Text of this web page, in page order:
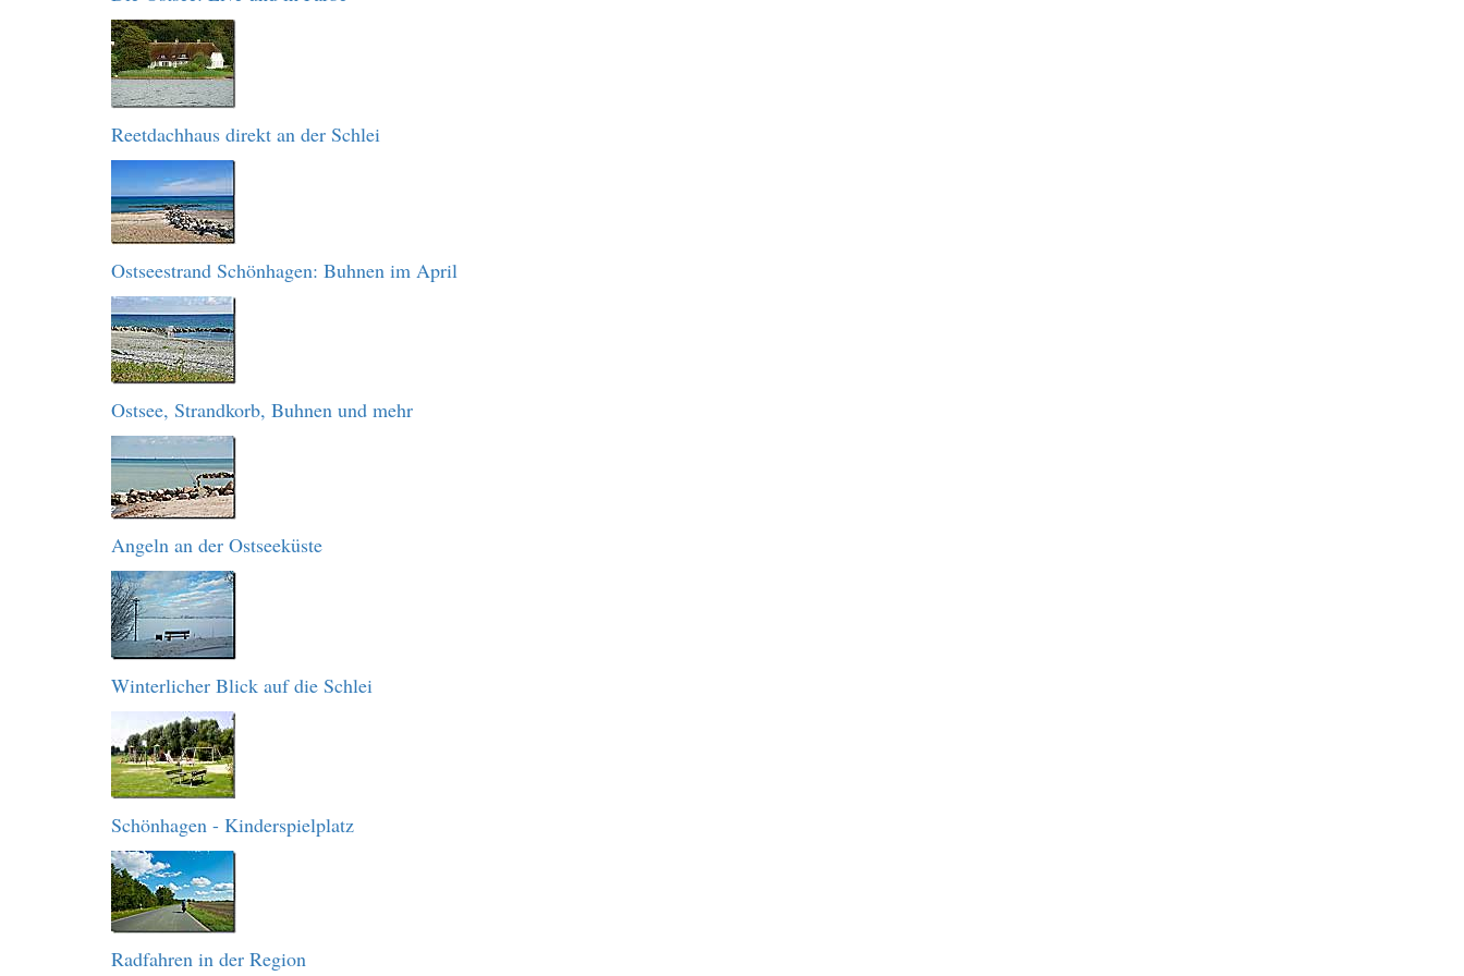
Reetdachhaus direkt an der Schlei
Ostseestrand Schönhagen: Buhnen im April
Ostsee, Strandkorb, Buhnen und mehr
Angeln an der Ostseeküste
Winterlicher Blick auf die Schlei
Schönhagen - Kinderspielplatz
Radfahren in der Region